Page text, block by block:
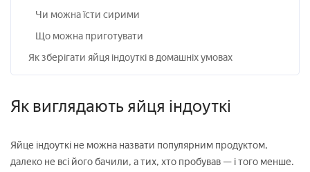
Чи можна їсти сирими
Що можна приготувати
Як зберігати яйця індоуткі в домашніх умовах
Як виглядають яйця індоуткі
Яйце індоуткі не можна назвати популярним продуктом,
далеко не всі його бачили, а тих, хто пробував — і того менше.